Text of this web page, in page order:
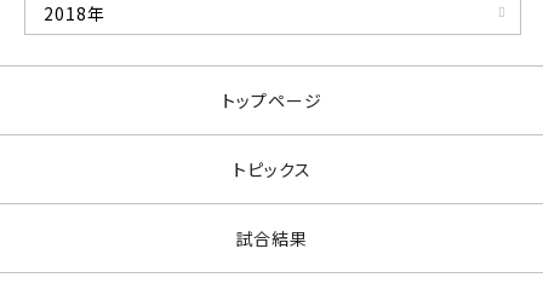
2018年
トップページ
トピックス
試合結果